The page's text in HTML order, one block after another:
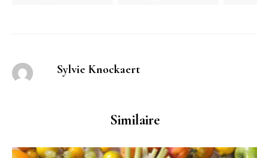
Sylvie Knockaert
Similaire